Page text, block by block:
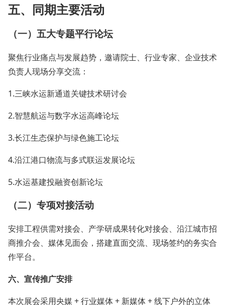
五、同期主要活动
（一）五大专题平行论坛
聚焦行业痛点与发展趋势，邀请院士、行业专家、企业技术
负责人现场分享交流：
1.三峡水运新通道关键技术研讨会
2.智慧航运与数字水运高峰论坛
3.长江生态保护与绿色施工论坛
4.沿江港口物流与多式联运发展论坛
5.水运基建投融资创新论坛
（二）专项对接活动
安排工程供需对接会、产学研成果转化对接会、沿江城市招
商推介会、媒体见面会，搭建直面交流、现场签约的务实合
作平台。
六、宣传推广安排
本次展会采用央媒 + 行业媒体 + 新媒体 + 线下户外的立体